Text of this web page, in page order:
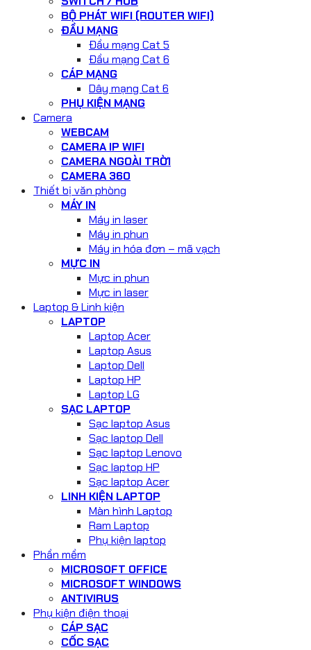
BỘ PHÁT WIFI (ROUTER WIFI)
ĐẦU MẠNG
Đầu mạng Cat 5
Đầu mạng Cat 6
CÁP MẠNG
Dây mạng Cat 6
PHỤ KIỆN MẠNG
Camera
WEBCAM
CAMERA IP WIFI
CAMERA NGOÀI TRỜI
CAMERA 360
Thiết bị văn phòng
MÁY IN
Máy in laser
Máy in phun
Máy in hóa đơn – mã vạch
MỰC IN
Mực in phun
Mực in laser
Laptop & Linh kiện
LAPTOP
Laptop Acer
Laptop Asus
Laptop Dell
Laptop HP
Laptop LG
SẠC LAPTOP
Sạc laptop Asus
Sạc laptop Dell
Sạc laptop Lenovo
Sạc laptop HP
Sạc laptop Acer
LINH KIỆN LAPTOP
Màn hình Laptop
Ram Laptop
Phụ kiện laptop
Phần mềm
MICROSOFT OFFICE
MICROSOFT WINDOWS
ANTIVIRUS
Phụ kiện điện thoại
CÁP SẠC
CỐC SẠC